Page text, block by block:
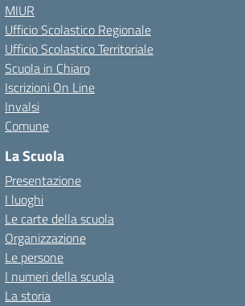
MIUR
Ufficio Scolastico Regionale
Ufficio Scolastico Territoriale
Scuola in Chiaro
Iscrizioni On Line
Invalsi
Comune
La Scuola
Presentazione
I luoghi
Le carte della scuola
Organizzazione
Le persone
I numeri della scuola
La storia